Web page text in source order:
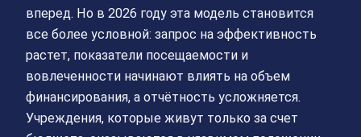
вперед. Но в 2026 году эта модель становится
все более условной: запрос на эффективность
растет, показатели посещаемости и
вовлеченности начинают влиять на объем
финансирования, а отчётность усложняется.
Учреждения, которые живут только за счет